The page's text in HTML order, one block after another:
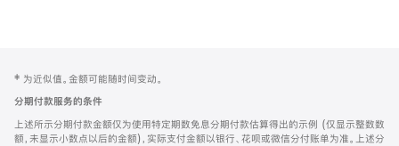
页
页
脚
注
‡ 为近似值。金额可能随时间变动。
分期付款服务的条件
上述所示分期付款金额仅为使用特定期数免息分期付款估算得出的示例 (仅显示整数数
额，未显示小数点以后的金额)，实际支付金额以银行、花呗或微信分付账单为准。上述分